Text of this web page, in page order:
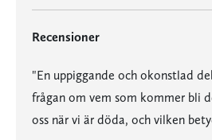
Recensioner
"En uppiggande och okonstlad
frågan om vem som kommer bli
oss när vi är döda, och vilken